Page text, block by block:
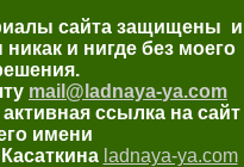
сайта защищены и
и нигде без моего
mail@ladnaya-ya.com
ссылка на сайт
имени
ladnaya-ya.com